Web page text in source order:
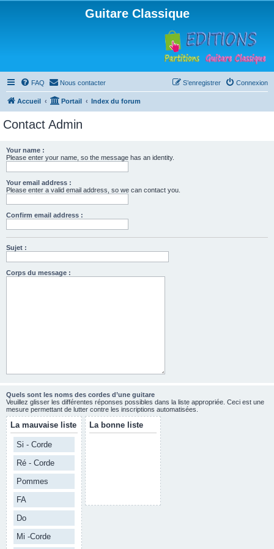
Guitare Classique
FAQ Nous contacter Connexion
S’enregistrer
Accueil Portail Index du forum
Contact Admin
Your name :
Please enter your name, so the message has an identity.
Your email address :
Please enter a valid email address, so we can contact you.
Confirm email address :
Sujet :
Corps du message :
Quels sont les noms des cordes d’une guitare
Veuillez glisser les différentes réponses possibles dans la liste appropriée. Ceci est une
mesure permettant de lutter contre les inscriptions automatisées.
La mauvaise liste
Si - Corde
Ré - Corde
Pommes
FA
Do
Mi -Corde
La bonne liste